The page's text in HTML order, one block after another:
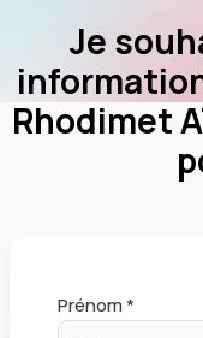
Je
Rhodimet
Prénom *